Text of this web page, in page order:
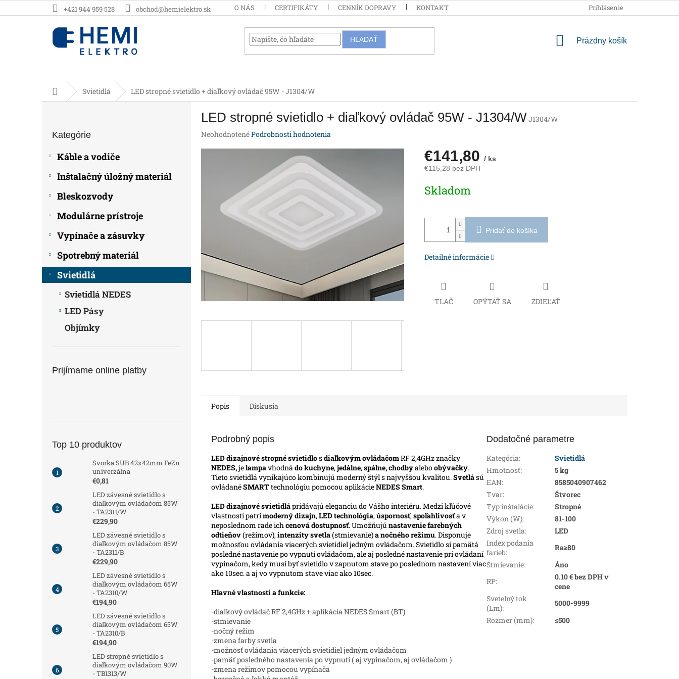
na
+421 944 959 528 obchod@hemielektro.sk O NÁS CERTIFIKÁTY CENNÍK DOPRAVY KONTAKT PODMIENKY OCHRANY
Prihlásenie
HĽADAŤ
NÁKUPNÝ
Prázdny košík
DomovSvietidlá LED stropné svietidlo + diaľkový ovládač 95W - J1304/W
kategórie
Kategórie
Káble a vodiče
Inštalačný úložný materiál
Bleskozvody
Modulárne prístroje
Vypínače a zásuvky
Spotrebný materiál
Svietidlá
Svietidlá NEDES
LED Pásy
Objímky
Prijímame online platby
Top 10 produktov
Svorka SUB 42x42mm FeZn
univerzálna
€0,81
LED závesné svietidlo s
diaľkovým ovládačom 85W
- TA2311/W
€229,90
LED závesné svietidlo s
diaľkovým ovládačom 85W
- TA2311/B
€229,90
LED závesné svietidlo s
diaľkovým ovládačom 65W
- TA2310/W
€194,90
LED závesné svietidlo s
diaľkovým ovládačom 65W
- TA2310/B
€194,90
LED stropné svietidlo s
diaľkovým ovládačom 90W
- TB1313/W
LED stropné svietidlo + diaľkový ovládač 95W - J1304/WJ1304/W
Priemerné
hviezdičiek.
NeohodnotenéPodrobnosti hodnotenia
€141,80 / ks
€115,28 bez DPH
cena:
Skladom
Pridať do košíka
Detailné informácie
TLAČ OPÝTAŤ SA ZDIEĽAŤ
Popis Diskusia
Podrobný popis
LED dizajnové stropné svietidlosdiaľkovým ovládačomRF 2,4GHz značky
NEDES,jelampavhodná do kuchyne, jedálne, spálne, chodbyaleboobývačky.
Tieto svietidlá vynikajúco kombinujú moderný štýl s najvyššou kvalitou.Svetlású
ovládanéSMARTtechnológiu pomocou aplikácieNEDES Smart.
LEDdizajnové svietidlápridávajú eleganciu do Vášho interiéru. Medzi kľúčové
vlastnosti patrímoderný dizajn, LED technológia, úspornosť, spoľahlivosťa v
neposlednom rade ich cenová dostupnosť. Umožňujú nastavenie farebných
odtieňov(režimov), intenzity svetla(stmievanie)a nočného režimu. Disponuje
možnosťou ovládania viacerých svietidiel jedným ovládačom. Svietidlo si pamätá
posledné nastavenie po vypnutí ovládačom, ale aj posledné nastavenie pri ovládaní
vypínačom, kedy musí byť svietidlo v zapnutom stave po poslednom nastavení viac
ako 10sec. a aj vo vypnutom stave viac ako 10sec.
Hlavné vlastnosti a funkcie:
-diaľkový ovládač RF 2,4GHz + aplikácia NEDES Smart (BT)
-stmievanie
-nočný režim
-zmena farby svetla
-možnosť ovládania viacerých svietidiel jedným ovládačom
-pamäť posledného nastavenia po vypnutí ( aj vypínačom, aj ovládačom )
-zmena režimov pomocou vypínača
Dodatočné parametre
Kategória:
Svietidlá
Hmotnosť:
5 kg
EAN:
8585040907462
Tvar:
Štvorec
Typ inštalácie:
Stropné
Výkon (W):
81-100
Zdroj svetla:
LED
Index podania
farieb:
Ra≥80
Stmievanie:
Áno
RP:
0.10 € bez DPH v
cene
Svetelný tok
(Lm):
5000-9999
Rozmer (mm): ≤500